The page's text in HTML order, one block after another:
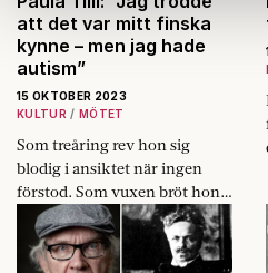
samlat in när du har använt
Om du vill läsa mer om hur vi
kan du göra det
att det var mitt finska
kynne – men jag hade
autism”
15 OKTOBER 2023
KULTUR
MÖTET
Som treåring rev hon sig
blodig i ansiktet när ingen
förstod. Som vuxen bröt hon
ihop. I dag arbetar Paula Tilli
med att sprida kunskap om
autism.